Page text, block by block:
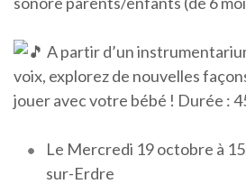
A partir d’un
voix, explorez de nouvelles
jouer avec votre bébé ! Durée :
Le Mercredi 19 octobre à
sur-Erdre